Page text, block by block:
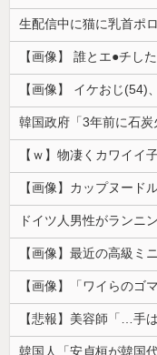
【画像】 誰とエ●チし
【ｗ】物凄くカワイイ
【画像】カップヌード
【画像】最近の高級ミ
【画像】「ワイらのゴ
【悲報】美容師「…手